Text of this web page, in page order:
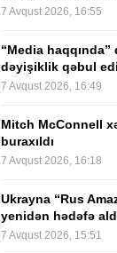
7 Avqust 2026, 16:55
“Media
dəyişiklik qəbul
7 Avqust 2026, 16:49
Mitch McConnell
buraxıldı
7 Avqust 2026, 16:18
Ukrayna “Rus
yenidən hədəfə
7 Avqust 2026, 15:51